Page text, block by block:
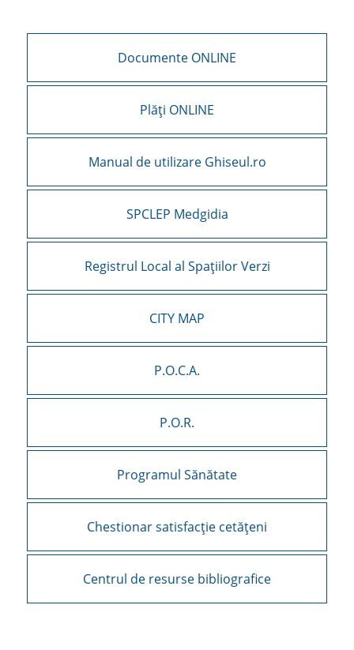
Documente ONLINE
Plăți ONLINE
Manual de utilizare Ghiseul.ro
SPCLEP Medgidia
Registrul Local al Spațiilor Verzi
CITY MAP
P.O.C.A.
P.O.R.
Programul Sănătate
Chestionar satisfacție cetățeni
Centrul de resurse bibliografice